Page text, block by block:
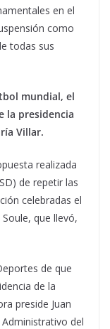
en el
como
todas sus
mundial, el
la presidencia
Villar.
realizada
de repetir las
celebradas el
que llevó,
de que
de la
preside Juan
del